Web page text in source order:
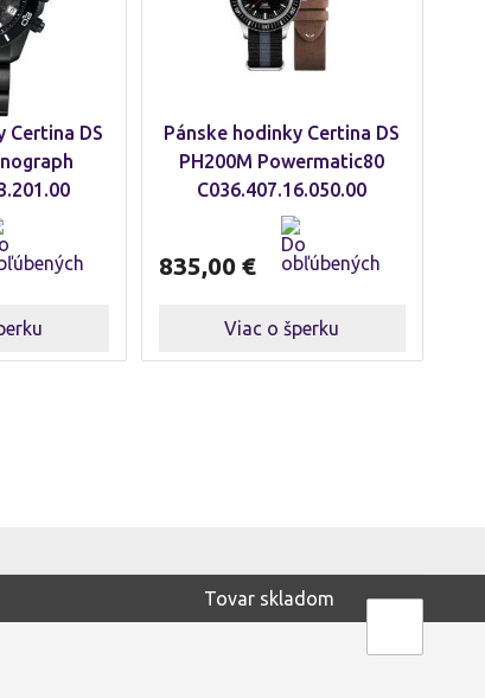
Certina DS
Pánske hodinky Certina DS
PH200M Powermatic80
C036.407.16.050.00
835,00 €
Viac o šperku
Tovar skladom